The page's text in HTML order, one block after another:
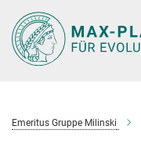
Hauptinhalt
Emeritus Gruppe Milinski